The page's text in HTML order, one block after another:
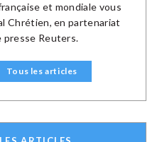
et mondiale vous
Chrétien, en partenariat
presse Reuters.
Tous les articles